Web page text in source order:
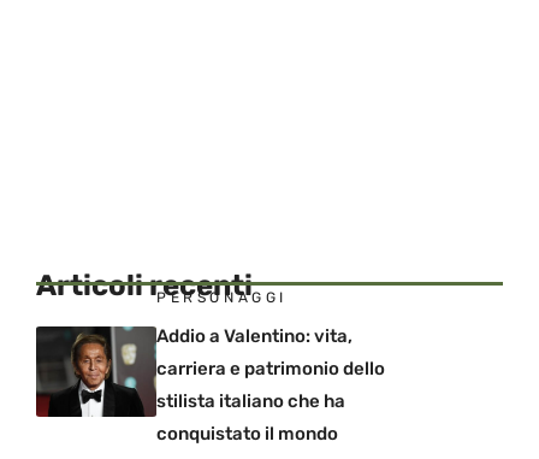
Articoli recenti
PERSONAGGI
Addio a Valentino: vita,
carriera e patrimonio dello
stilista italiano che ha
conquistato il mondo